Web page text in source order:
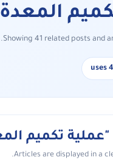
المعدة
Showing 41 related posts and
41
Articles are displayed in a